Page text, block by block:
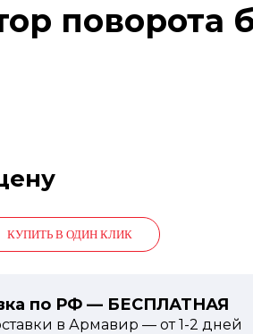
поворота
КУПИТЬ В ОДИН КЛИК
по РФ — БЕСПЛАТНАЯ
в Армавир — от1-2 дней